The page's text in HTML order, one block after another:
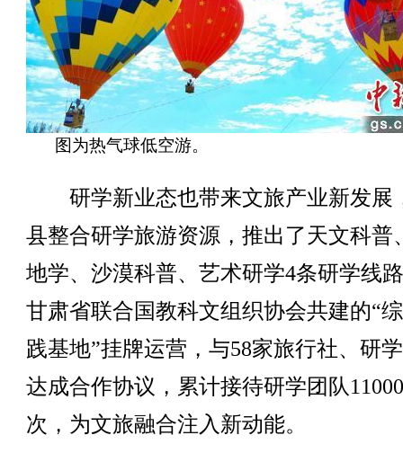
图为热气球低空游。
研学新业态也带来文旅产业新发展
县整合研学旅游资源，推出了天文科普
地学、沙漠科普、艺术研学4条研学线
甘肃省联合国教科文组织协会共建的“
践基地”挂牌运营，与58家旅行社、研
达成合作协议，累计接待研学团队
次，为文旅融合注入新动能。